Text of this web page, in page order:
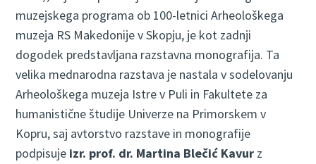
muzejskega programa ob 100-letnici Arheološkega
muzeja RS Makedonije v Skopju, je kot zadnji
dogodek predstavljana razstavna monografija. Ta
velika mednarodna razstava je nastala v sodelovanju
Arheološkega muzeja Istre v Puli in Fakultete za
humanistične študije Univerze na Primorskem v
Kopru, saj avtorstvo razstave in monografije
podpisuje izr. prof. dr. Martina Blečić Kavur z